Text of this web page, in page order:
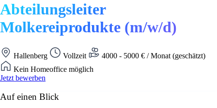
Abteilungsleiter
Molkereiprodukte (m/w/d)
Hallenberg Vollzeit
4000 - 5000 € / Monat (geschätzt)
Kein Homeoffice möglich
Jetzt bewerben
Auf einen Blick